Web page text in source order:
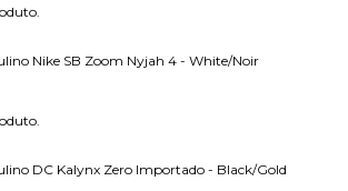
Nike SB Zoom Nyjah 4 - White/Noir
DC Kalynx Zero Importado - Black/Gold